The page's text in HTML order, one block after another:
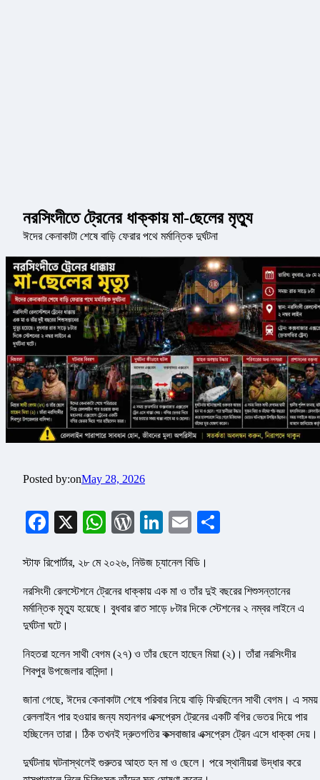
নরসিংদীতে ট্রেনের ধাক্কায় মা-ছেলের মৃত্যু
ঈদের কেনাকাটা শেষে বাড়ি ফেরার পথে মর্মান্তিক দুর্ঘটনা
Posted by:onMay 28, 2026
Facebook
X WhatsApp
WordPress
LinkedIn
Email
স্টাফ রিপোর্টার, ২৮ মে ২০২৬, নিউজ চ্যানেল বিডি।
নরসিংদী রেলস্টেশনে ট্রেনের ধাক্কায় এক মা ও তাঁর দুই বছরের শিশুসন্তানের
মর্মান্তিক মৃত্যু হয়েছে। বুধবার রাত সাড়ে ৮টার দিকে স্টেশনের ২ নম্বর লাইনে এ
দুর্ঘটনা ঘটে।
নিহতরা হলেন সাথী বেগম (২৭) ও তাঁর ছেলে হাছেন মিয়া (২)। তাঁরা নরসিংদীর
শিবপুর উপজেলার বাসিন্দা।
জানা গেছে, ঈদের কেনাকাটা শেষে পরিবার নিয়ে বাড়ি ফিরছিলেন সাথী বেগম। এ সময়
রেললাইন পার হওয়ার জন্য মহানগর এক্সপ্রেস ট্রেনের একটি বগির ভেতর দিয়ে পার
হচ্ছিলেন তারা। ঠিক তখনই দ্রুতগতির কক্সবাজার এক্সপ্রেস ট্রেন এসে ধাক্কা দেয়।
দুর্ঘটনায় ঘটনাস্থলেই গুরুতর আহত হন মা ও ছেলে। পরে স্থানীয়রা উদ্ধার করে